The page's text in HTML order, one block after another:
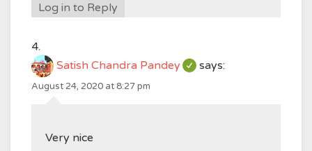
Log in to Reply
Satish Chandra Pandey says:
August 24, 2020 at 8:27 pm
Very nice